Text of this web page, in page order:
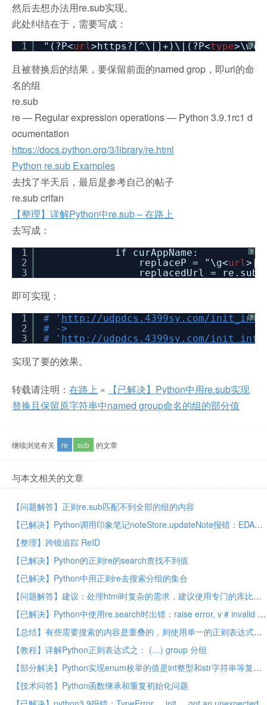
然后去想办法用re.sub实现。
此处纠结在于，需要写成：
?
1 "(?P<url>https?[^\|]+)\|(?P<type
且被替换后的结果，要保留前面的named grop，即url的命
名的组
re.sub
re — Regular expression operations — Python 3.9.1rc1 d
ocumentation
https://docs.python.org/3/library/re.html
Python re.sub Examples
去找了半天后，最后是参考自己的帖子
re.sub crifan
【整理】详解Python中re.sub – 在路上
去写成：
?
1
2
3
if curAppName:
replaceP = "\g<url
replacedUrl =
即可实现：
?
1
2
3
# ' http://udpdcs.4399sy.com/
# ->
# ' http://udpdcs.4399sy.com/
实现了要的效果。
转载请注明： 在路上 »
【已解决】Python中用re.sub实现
替换且保留原字符串中named group命名的组的部分值
继续浏览有关 re sub 的文章
与本文相关的文章
【问题解答】正则re.sub匹配不到全部的组的内容
【已解决】Python调用印象笔记noteStore.updateNote报错：EDAMUserException errorCode 11 parameter The element type en-note must be terminated by the matching end-tag en-note
【整理】跨镜追踪 ReID
【已解决】Python的正则re的search查找不到值
【已解决】Python中用正则re去搜索分组的集合
【问题解答】建议：处理html时复杂的需求，建议使用专门的库比如BeautifulSoup去处理而不要用正则
【已解决】Python中使用re.search时出错：raise error, v # invalid expression， sre_constants.error: syntax error
【总结】有些需要搜索的内容是重叠的，则使用单一的正则表达式是无法实现的
【教程】详解Python正则表达式之： (…) group 分组
【部分解决】Python实现enum枚举的值是int整型和str字符串等复合类型的值
【技术问答】Python函数继承和重复初始化问题